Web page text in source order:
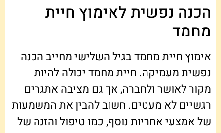
הכנה נפשית לאימוץ חיית
מחמד
אימוץ חיית מחמד בגיל השלישי מחייב הכנה
נפשית מעמיקה. חיית מחמד יכולה להיות
מקור לאושר ולחברה, אך גם מציבה אתגרים
רגשיים לא מעטים. חשוב להבין את המשמעות
של אמצעי אחריות נוסף, כמו טיפול והזנה של